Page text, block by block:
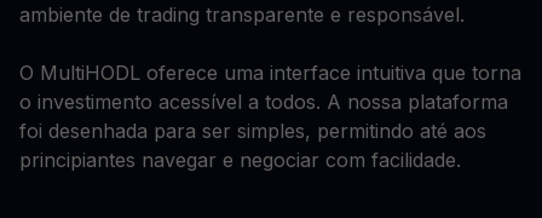
ambiente de trading transparente e responsável.
O MultiHODL oferece uma interface intuitiva que torna
o investimento acessível a todos. A nossa plataforma
foi desenhada para ser simples, permitindo até aos
principiantes navegar e negociar com facilidade.